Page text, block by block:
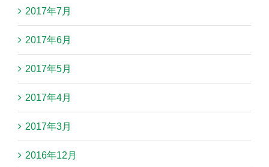
2017年7月
2017年6月
2017年5月
2017年4月
2017年3月
2016年12月